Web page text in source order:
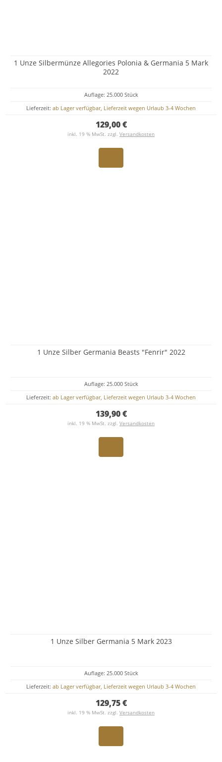
1 Unze Silbermünze Allegories Polonia & Germania 5 Mark
2022
Auflage: 25.000 Stück
Lieferzeit: ab Lager verfügbar, Lieferzeit wegen Urlaub 3-4 Wochen
129,00 €
inkl. 19 % MwSt. zzgl. Versandkosten
1 Unze Silber Germania Beasts "Fenrir" 2022
Auflage: 25.000 Stück
Lieferzeit: ab Lager verfügbar, Lieferzeit wegen Urlaub 3-4 Wochen
139,90 €
inkl. 19 % MwSt. zzgl. Versandkosten
1 Unze Silber Germania 5 Mark 2023
Auflage: 25.000 Stück
Lieferzeit: ab Lager verfügbar, Lieferzeit wegen Urlaub 3-4 Wochen
129,75 €
inkl. 19 % MwSt. zzgl. Versandkosten